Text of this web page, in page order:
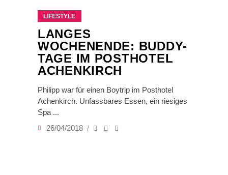
LIFESTYLE
LANGES
WOCHENENDE: BUDDY-
TAGE IM POSTHOTEL
ACHENKIRCH
Philipp war für einen Boytrip im Posthotel
Achenkirch. Unfassbares Essen, ein riesiges
Spa
26/04/2018